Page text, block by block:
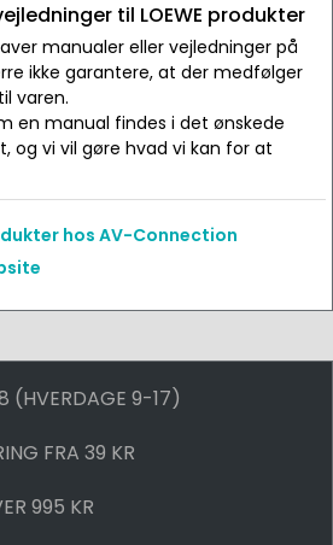
til LOEWE produkter
manualer eller vejledninger på
ikke garantere, at der medfølger
varen.
en manual findes i det ønskede
og vi vil gøre hvad vi kan for at
hos AV-Connection
(HVERDAGE 9-17)
FRA 39 KR
995 KR